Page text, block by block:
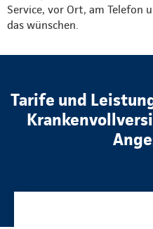
Service, vor Ort, am Telefon
das wünschen.
Tarife und